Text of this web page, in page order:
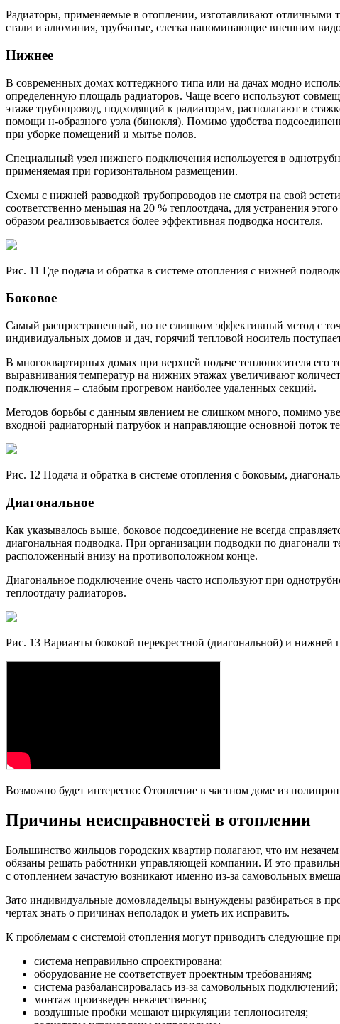
Радиаторы, применяемые в отоплении, изготавливают отличными
стали и алюминия, трубчатые, слегка напоминающие внешним
Нижнее
В современных домах коттеджного типа или на дачах модно
определенную площадь радиаторов. Чаще всего используют
этаже трубопровод, подходящий к радиаторам, располагают в
помощи н-образного узла (бинокля). Помимо удобства
при уборке помещений и мытье полов.
Специальный узел нижнего подключения используется в
применяемая при горизонтальном размещении.
Схемы с нижней разводкой трубопроводов не смотря на свой
соответственно меньшая на 20 % теплоотдача, для устранения
образом реализовывается более эффективная подводка носителя.
Рис. 11 Где подача и обратка в системе отопления с нижней
Боковое
Самый распространенный, но не слишком эффективный метод с
индивидуальных домов и дач, горячий тепловой носитель
В многоквартирных домах при верхней подаче теплоносителя
выравнивания температур на нижних этажах увеличивают
подключения – слабым прогревом наиболее удаленных секций.
Методов борьбы с данным явлением не слишком много, помимо
входной радиаторный патрубок и направляющие основной поток
Рис. 12 Подача и обратка в системе отопления с боковым,
Диагональное
Как указывалось выше, боковое подсоединение не всегда
диагональная подводка. При организации подводки по диагонали
расположенный внизу на противоположном конце.
Диагональное подключение очень часто используют при
теплоотдачу радиаторов.
Рис. 13 Варианты боковой перекрестной (диагональной) и нижней
Возможно будет интересно: Отопление в частном доме из
Причины неисправностей в отоплении
Большинство жильцов городских квартир полагают, что им
обязаны решать работники управляющей компании. И это
с отоплением зачастую возникают именно из-за самовольных
Зато индивидуальные домовладельцы вынуждены разбираться в
чертах знать о причинах неполадок и уметь их исправить.
К проблемам с системой отопления могут приводить следующие
система неправильно спроектирована;
оборудование не соответствует проектным требованиям;
система разбалансировалась из-за самовольных подключений;
монтаж произведен некачественно;
воздушные пробки мешают циркуляции теплоносителя;